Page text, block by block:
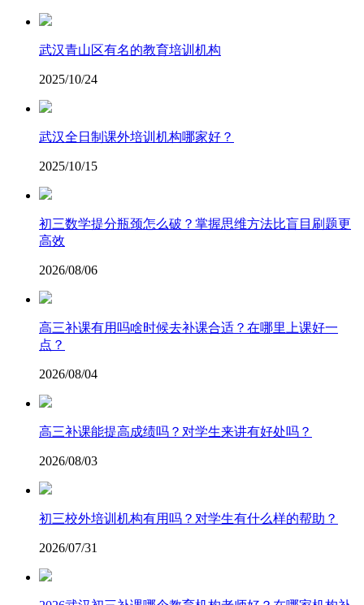
武汉青山区有名的教育培训机构
2025/10/24
武汉全日制课外培训机构哪家好？
2025/10/15
​初三数学提分瓶颈怎么破？掌握思维方法比盲目刷题更
高效
2026/08/06
高三补课有用吗啥时候去补课合适？在哪里上课好一
点？
2026/08/04
高三补课能提高成绩吗？对学生来讲有好处吗？
2026/08/03
初三校外培训机构有用吗？对学生有什么样的帮助？
2026/07/31